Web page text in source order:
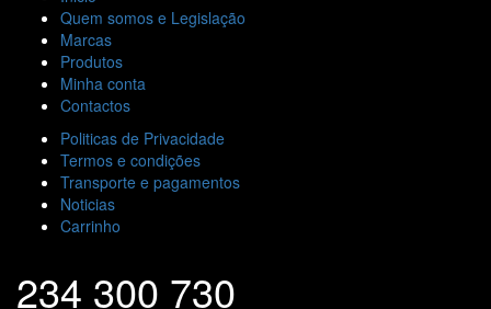
Quem somos e Legislação
Marcas
Produtos
Minha conta
Contactos
Politicas de Privacidade
Termos e condições
Transporte e pagamentos
Noticias
Carrinho
234 300 730